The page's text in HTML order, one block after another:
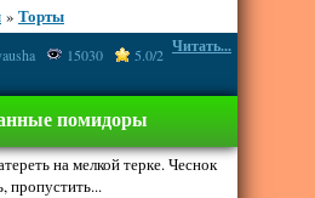
» Торты
Читать...
15030
5.0/2
помидоры
на мелкой терке. Чеснок
пропустить...